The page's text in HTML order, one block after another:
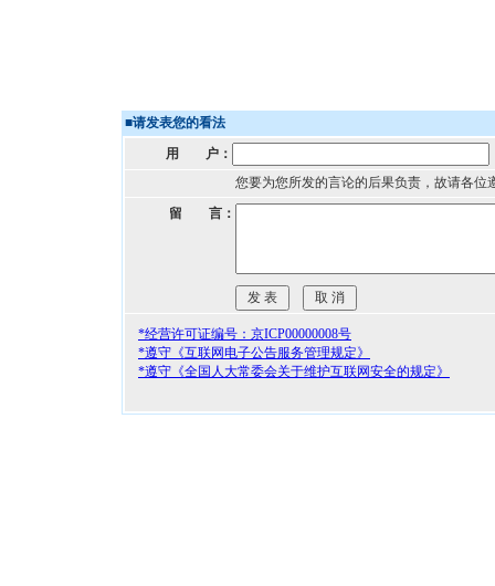
■请发表您的看法
用 户：
您要为您所发的言论的后果负责，故请各位
留 言：
*经营许可证编号：京ICP00000008号
*遵守《互联网电子公告服务管理规定》
*遵守《全国人大常委会关于维护互联网安全的规定》